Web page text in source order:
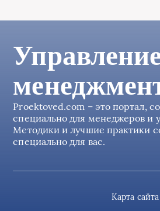
Proektoved.com – это портал,
специально для менеджеров и
Методики и лучшие практики
специально для вас.
Карта сайта